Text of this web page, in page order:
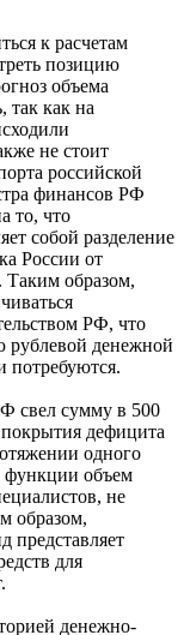
к расчетам
позицию
объема
так как на
не стоит
российской
финансов РФ
то, что
собой разделение
России от
Таким образом,
РФ, что
рублевой денежной
потребуются.
свел сумму в 500
дефицита
одного
функции объем
не
образом,
представляет
для
денежно-